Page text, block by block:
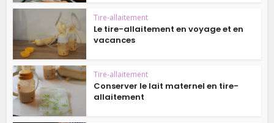
Tire-allaitement
Le tire-allaitement en voyage et en
vacances
Tire-allaitement
Conserver le lait maternel en tire-
allaitement